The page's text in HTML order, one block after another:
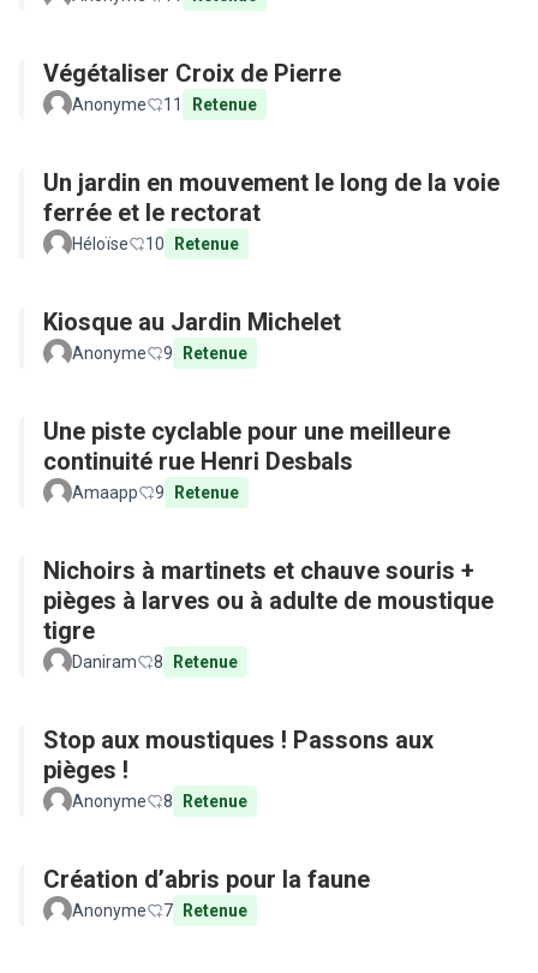
Végétaliser Croix de Pierre
Anonyme 11 Retenue
Un jardin en mouvement le long de la voie
ferrée et le rectorat
Héloïse 10 Retenue
Kiosque au Jardin Michelet
Anonyme 9 Retenue
Une piste cyclable pour une meilleure
continuité rue Henri Desbals
Amaapp 9 Retenue
Nichoirs à martinets et chauve souris +
pièges à larves ou à adulte de moustique
tigre
Daniram 8 Retenue
Stop aux moustiques ! Passons aux
pièges !
Anonyme 8 Retenue
Création d’abris pour la faune
Anonyme 7 Retenue